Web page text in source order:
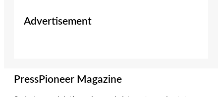
Advertisement
PressPioneer Magazine